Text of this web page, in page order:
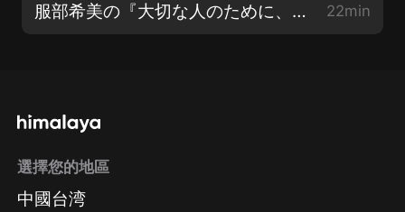
服部希美の『大切な人のために、今、私が出來ること』 22min
選擇您的地區
中國台湾